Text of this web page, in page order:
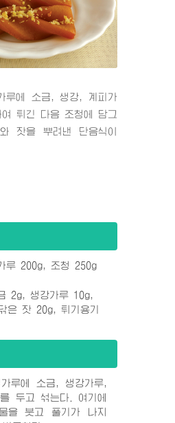
에 소금, 생강, 계피가
튀긴 다음 조청에 담그
잣을 뿌려낸 단음식이
루 200g, 조청 250g
2g, 생강가루 10g,
은 잣 20g, 튀기용기
루에 소금, 생강가루,
두고 섞는다. 여기에
을 붓고 풀기가 나지